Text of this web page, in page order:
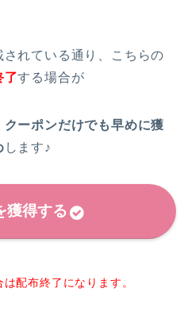
れている通り、こちらの
了する場合が
クーポンだけでも早めに獲
します♪
獲得する
配布終了になります。